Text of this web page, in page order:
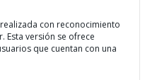
con reconocimiento
Esta versión se ofrece
que cuentan con una